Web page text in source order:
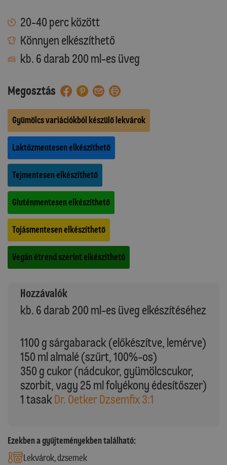
20-40 perc között
Könnyen elkészíthető
kb. 6 darab 200 ml-es üveg
Megosztás
Gyümölcs variációkból készülő lekvárok
Laktózmentesen elkészíthető
Tejmentesen elkészíthető
Gluténmentesen elkészíthető
Tojásmentesen elkészíthető
Vegán étrend szerint elkészíthető
Hozzávalók
kb. 6 darab 200 ml-es üveg elkészítéséhez
1100 g sárgabarack (előkészítve, lemérve)
150 ml almalé (szűrt, 100%-os)
350 g cukor (nádcukor, gyümölcscukor,
szorbit, vagy 25 ml folyékony édesítőszer)
1 tasak Dr. Oetker Dzsemfix 3:1
Ezekben a gyűjteményekben található:
Lekvárok, dzsemek